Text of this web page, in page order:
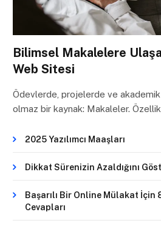
Bilimsel Makalelere
Web Sitesi
Ödevlerde, projelerde ve
olmaz bir kaynak: Makaleler.
2025 Yazılımcı Maaşları
Dikkat Sürenizin Azaldığını
Başarılı Bir Online Mülakat İçin
Cevapları